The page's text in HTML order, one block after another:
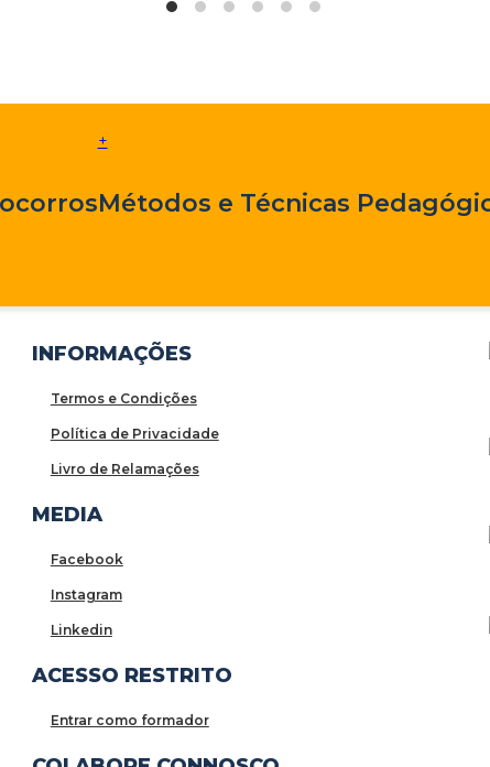
+
Métodos e Técnicas
INFORMAÇÕES
Termos e Condições
Política de Privacidade
Livro de Relamações
MEDIA
Facebook
Instagram
Linkedin
ACESSO RESTRITO
Entrar como formador